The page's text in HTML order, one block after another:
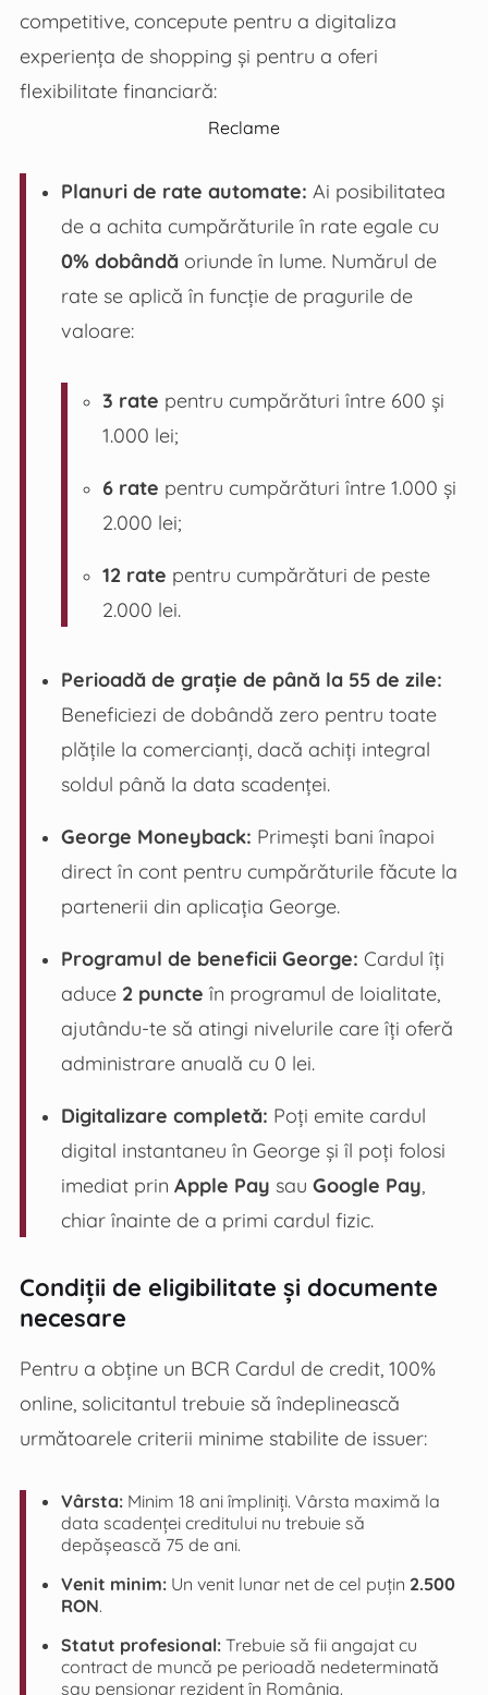
competitive, concepute pentru a digitaliza
experiența de shopping și pentru a oferi
flexibilitate financiară:
Reclame
Planuri de rate automate: Ai posibilitatea
de a achita cumpărăturile în rate egale cu
0% dobândăoriunde în lume. Numărul de
rate se aplică în funcție de pragurile de
valoare:
3 rate pentru cumpărături între 600 și
1.000 lei;
6 rate pentru cumpărături între 1.000 și
2.000 lei;
12 rate pentru cumpărături de peste
2.000 lei.
Perioadă de grație de până la 55 de zile:
Beneficiezi de dobândă zero pentru toate
plățile la comercianți, dacă achiți integral
soldul până la data scadenței.
George Moneyback: Primești bani înapoi
direct în cont pentru cumpărăturile făcute la
partenerii din aplicația George.
Programul de beneficii George: Cardul îți
aduce 2 puncte în programul de loialitate,
ajutându-te să atingi nivelurile care îți oferă
administrare anuală cu 0 lei.
Digitalizare completă: Poți emite cardul
digital instantaneu în George și îl poți folosi
imediat prin Apple Pay sau Google Pay
chiar înainte de a primi cardul fizic.
Condiții de eligibilitate și documente
necesare
Pentru a obține un BCR Cardul de credit, 100%
online, solicitantul trebuie să îndeplinească
următoarele criterii minime stabilite de issuer:
Vârsta:Minim 18 ani împliniți. Vârsta maximă la
data scadenței creditului nu trebuie să
depășească 75 de ani.
Venit minim:Un venit lunar net de cel puțin 2.500
RON.
Statut profesional:Trebuie să fii angajat cu
contract de muncă pe perioadă nedeterminată
sau pensionar rezident în România.